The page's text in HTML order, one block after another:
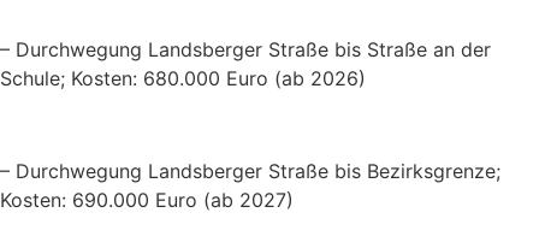
– Durchwegung Landsberger Straße bis Straße an der
Schule; Kosten: 680.000 Euro (ab 2026)
– Durchwegung Landsberger Straße bis Bezirksgrenze;
Kosten: 690.000 Euro (ab 2027)